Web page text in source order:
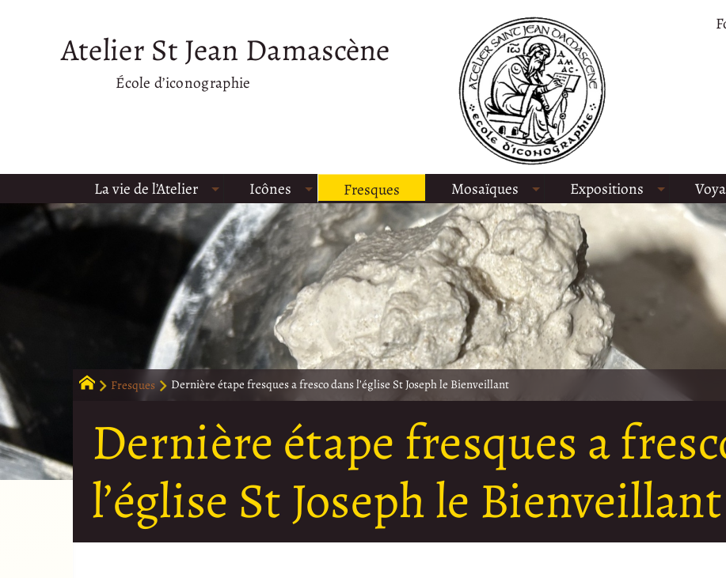
Atelier St Jean Damascène
École d’iconographie
La vie de l’Atelier Icônes Fresques Mosaïques Expositions
Fresques Dernière étape fresques a fresco dans l’église St Joseph le Bienveillant
Dernière étape fresques a
l’église St Joseph le Bienveillant